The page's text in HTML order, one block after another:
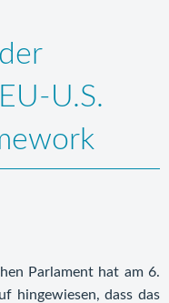
U.S.
Parlament hat am 6.
hingewiesen, dass das